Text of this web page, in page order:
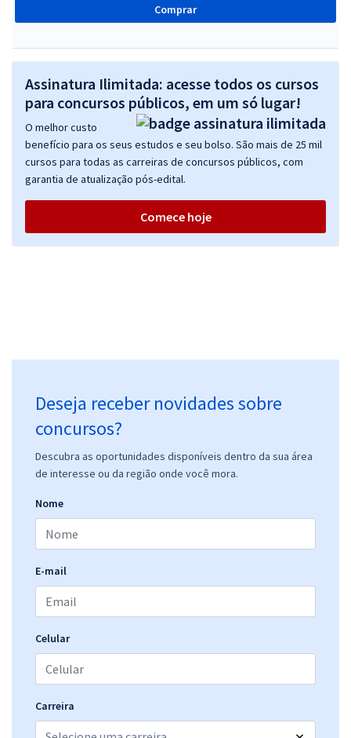
Comprar
Assinatura Ilimitada: acesse todos os cursos
para concursos públicos, em um só lugar!
O melhor custo
benefício para os seus estudos e seu bolso. São mais de 25 mil
cursos para todas as carreiras de concursos públicos, com
garantia de atualização pós-edital.
Comece hoje
Deseja receber novidades sobre
concursos?
Descubra as oportunidades disponíveis dentro da sua área
de interesse ou da região onde você mora.
Nome
E-mail
Celular
Carreira